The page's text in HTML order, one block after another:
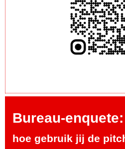
Bureau-enquete:
hoe gebruik jij de